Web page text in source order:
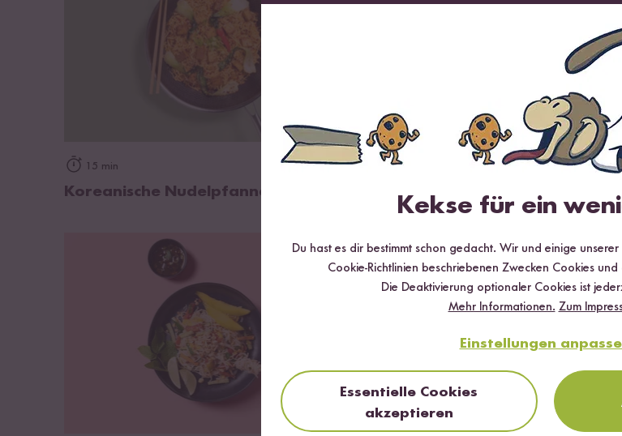
zum Rezept
15 min
Koreanische Nudelpfanne mit Kimchi
zum
Vegan
Reispapier Dumplings mit
Kekse für ein
Du hast es dir bestimmt schon gedacht. Wir und einige
Cookie-Richtlinien beschriebenen Zwecken Cookies
Die Deaktivierung optionaler Cookies ist
Mehr Informationen. Zum
Einstellungen
Essentielle Cookies
akzeptieren